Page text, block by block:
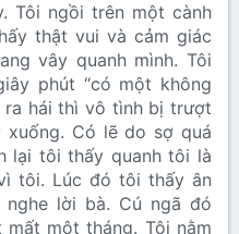
Tôi ngồi trên một cành
thật vui và cảm giác
vây quanh mình. Tôi
phút “có một không
ra hái thì vô tình bị trượt
Có lẽ do sợ quá
lại tôi thấy quanh tôi là
tôi. Lúc đó tôi thấy ân
lời bà. Cú ngã đó
một tháng. Tôi nằm